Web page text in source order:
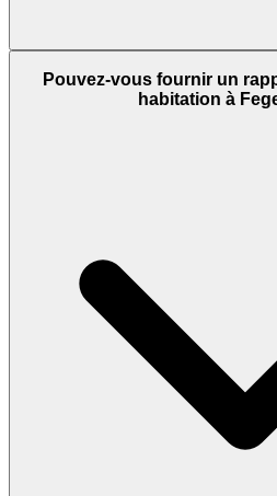
Pouvez-vous fournir un
habitation à